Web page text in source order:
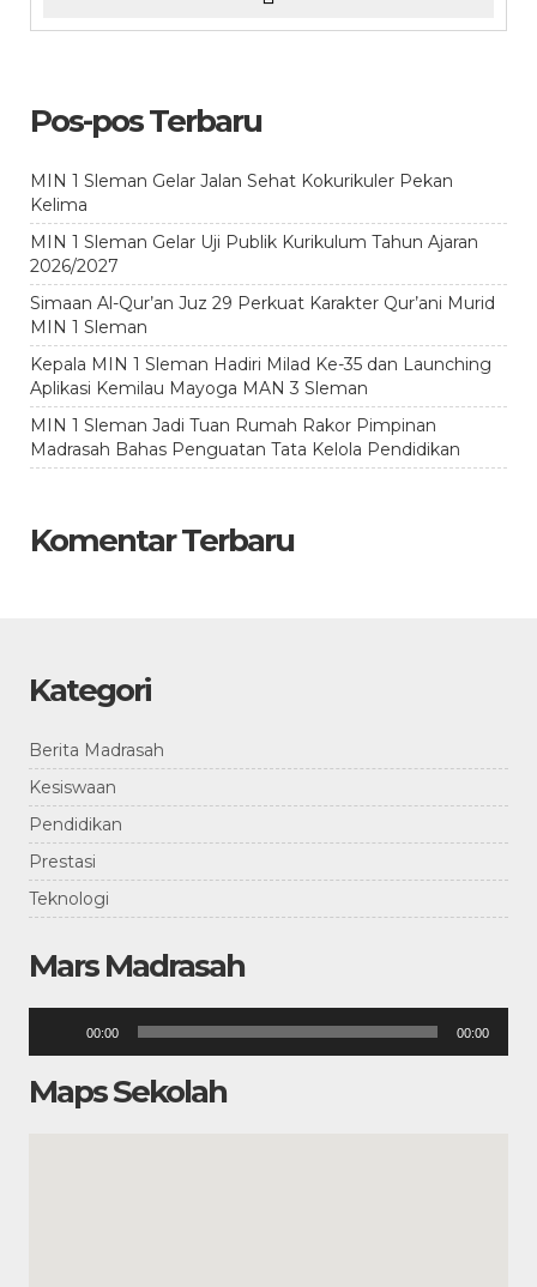
Pos-pos Terbaru
MIN 1 Sleman Gelar Jalan Sehat Kokurikuler Pekan
Kelima
MIN 1 Sleman Gelar Uji Publik Kurikulum Tahun Ajaran
2026/2027
Simaan Al-Qur’an Juz 29 Perkuat Karakter Qur’ani Murid
MIN 1 Sleman
Kepala MIN 1 Sleman Hadiri Milad Ke-35 dan Launching
Aplikasi Kemilau Mayoga MAN 3 Sleman
MIN 1 Sleman Jadi Tuan Rumah Rakor Pimpinan
Madrasah Bahas Penguatan Tata Kelola Pendidikan
Komentar Terbaru
Kategori
Berita Madrasah
Kesiswaan
Pendidikan
Prestasi
Teknologi
Mars Madrasah
00:00 00:00
Maps Sekolah